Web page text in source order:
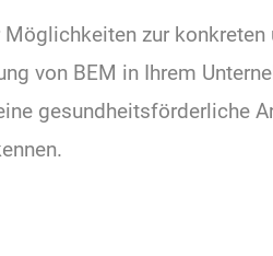
zur konkreten
von BEM in Ihrem
gesundheitsförderliche